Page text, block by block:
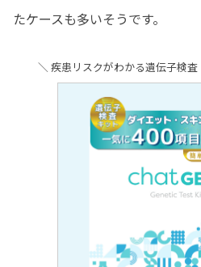
たケースも多いそうです。
＼ 疾患リスクがわかる遺伝子検査